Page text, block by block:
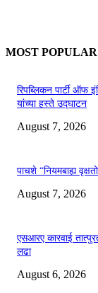
MOST POPULAR
रिपब्लिकन पार्टी ऑफ
यांच्या हस्ते उद्घाटन
August 7, 2026
पाचशे “नियमबाह्य
August 7, 2026
एसआरए कारवाई
लढा
August 6, 2026